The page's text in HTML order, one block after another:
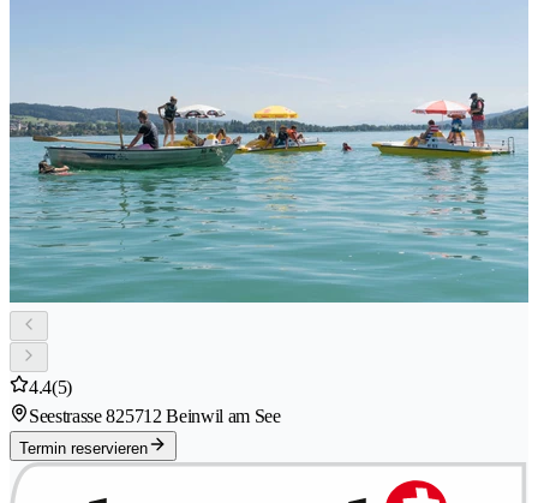
4.4(5)
Seestrasse 825712 Beinwil am See
Termin reservieren